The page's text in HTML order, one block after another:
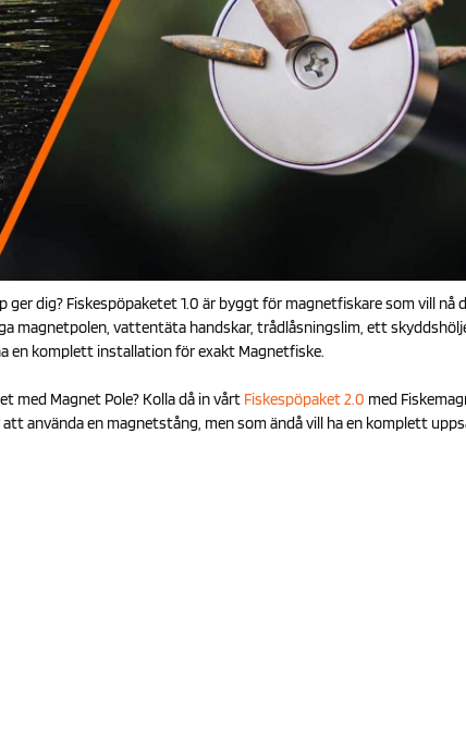
dig? Fiskespöpaketet 1.0 är byggt för magnetfiskare som vill nå
magnetpolen, vattentäta handskar, trådlåsningslim, ett
en komplett installation för exakt Magnetfiske.
med Magnet Pole? Kolla då in vårt Fiskespöpaket 2.0 med
använda en magnetstång, men som ändå vill ha en komplett